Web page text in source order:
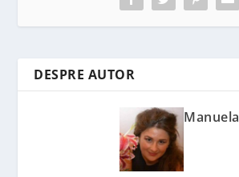
DESPRE AUTOR
Manuela